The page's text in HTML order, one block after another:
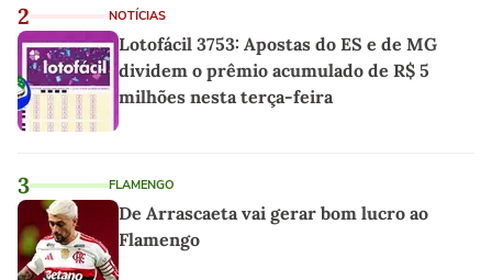
2 NOTÍCIAS
Lotofácil 3753: Apostas do ES e de MG
dividem o prêmio acumulado de R$ 5
milhões nesta terça-feira
3 FLAMENGO
De Arrascaeta vai gerar bom lucro ao
Flamengo